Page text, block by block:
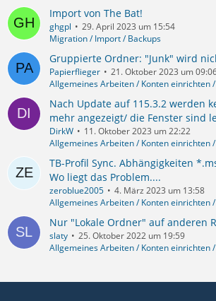
Import von The Bat!
ghgpl
29. April 2023 um 15:54
Migration / Import / Backups
Gruppierte Ordner: "Junk" wird
Papierflieger
21. Oktober 2023 um
Allgemeines Arbeiten / Konten einrichten
Nach Update auf 115.3.2 werden
mehr angezeigt/ die Fenster sind
DirkW
11. Oktober 2023 um 22:22
Allgemeines Arbeiten / Konten einrichten
TB-Profil Sync. Abhängigkeiten
Wo liegt das Problem....
zeroblue2005
4. März 2023 um 13:58
Allgemeines Arbeiten / Konten einrichten
Nur "Lokale Ordner" auf anderen
slaty
25. Oktober 2022 um 19:59
Allgemeines Arbeiten / Konten einrichten